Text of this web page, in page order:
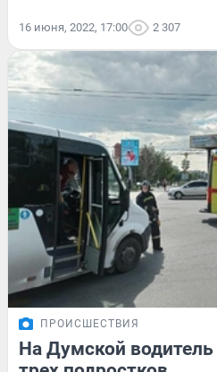
16 июня, 2022, 17:00 2 307
ПРОИСШЕСТВИЯ
На Думской